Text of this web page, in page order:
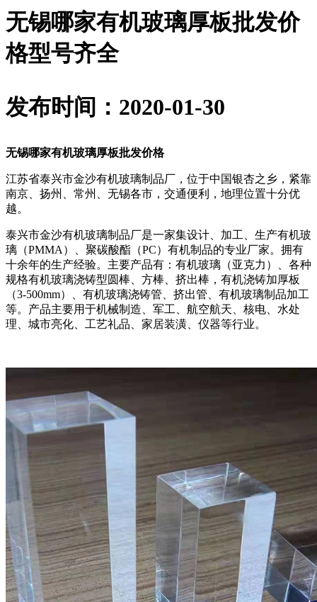
无锡哪家有机玻璃厚板批发价
格型号齐全
发布时间：2020-01-30
无锡哪家有机玻璃厚板批发价格
江苏省泰兴市金沙有机玻璃制品厂，位于中国银杏之乡，紧靠
南京、扬州、常州、无锡各市，交通便利，地理位置十分优
越。
泰兴市金沙有机玻璃制品厂是一家集设计、加工、生产有机玻
璃（PMMA）、聚碳酸酯（PC）有机制品的专业厂家。拥有
十余年的生产经验。主要产品有：有机玻璃（亚克力）、各种
规格有机玻璃浇铸型圆棒、方棒、挤出棒，有机浇铸加厚板
（3-500mm）、有机玻璃浇铸管、挤出管、有机玻璃制品加工
等。产品主要用于机械制造、军工、航空航天、核电、水处
理、城市亮化、工艺礼品、家居装潢、仪器等行业。